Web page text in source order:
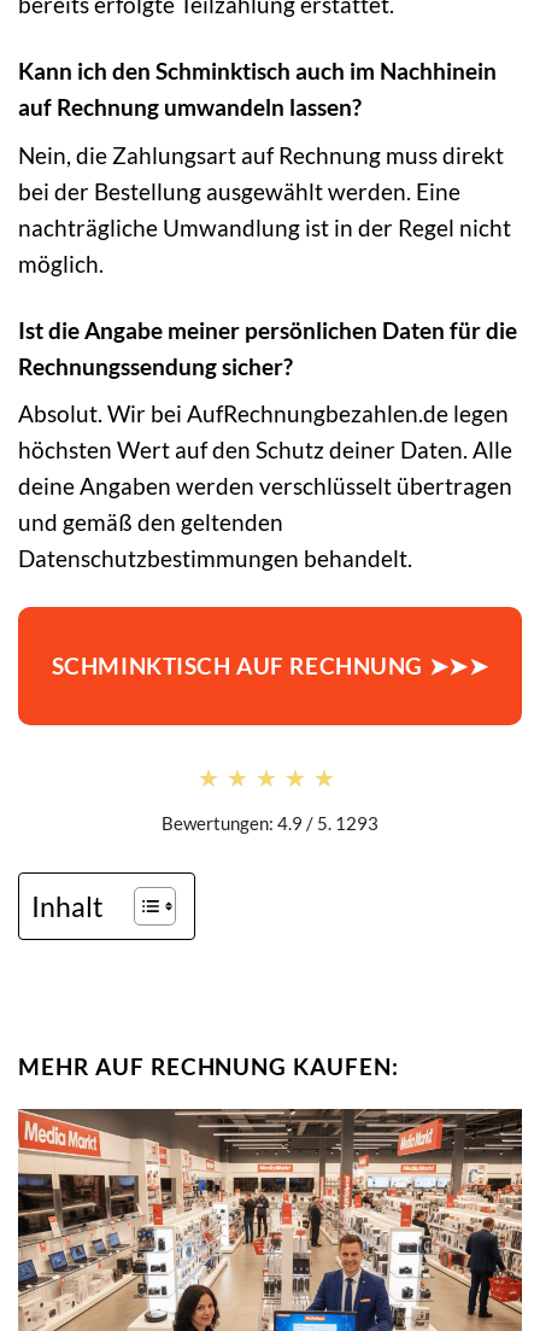
Kann ich den Schminktisch auch im Nachhinein
auf Rechnung umwandeln lassen?
Nein, die Zahlungsart auf Rechnung muss direkt
bei der Bestellung ausgewählt werden. Eine
nachträgliche Umwandlung ist in der Regel nicht
möglich.
Ist die Angabe meiner persönlichen Daten für die
Rechnungssendung sicher?
Absolut. Wir bei AufRechnungbezahlen.de legen
höchsten Wert auf den Schutz deiner Daten. Alle
deine Angaben werden verschlüsselt übertragen
und gemäß den geltenden
Datenschutzbestimmungen behandelt.
SCHMINKTISCH AUF RECHNUNG ➤➤➤
★★★★★
★★★★★
Bewertungen: 4.9 / 5. 1293
Inhalt
MEHR AUF RECHNUNG KAUFEN: